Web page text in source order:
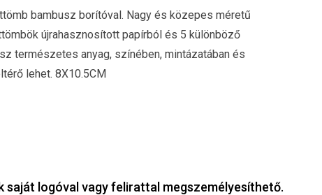
bambusz borítóval. Nagy és közepes méretű
újrahasznosított papírból és 5 különböző
természetes anyag, színében, mintázatában és
lehet. 8X10.5CM
saját logóval vagy felirattal megszemélyesíthető.